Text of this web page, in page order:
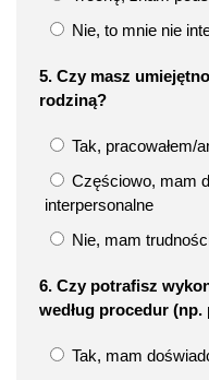
Nie, to mnie nie
5. Czy masz
rodziną?
Tak, pracowałem/
Częściowo, mam
interpersonalne
Nie, mam
6. Czy potrafisz
według procedur
Tak, mam